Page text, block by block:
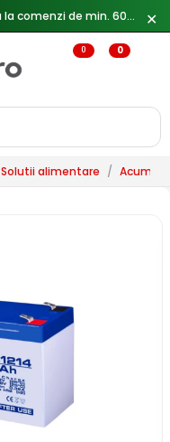
🎁 Câștigă săptămânal o cameră Dahua la comenzi de min. 600 lei — ✕
0 0
Solutii alimentare /